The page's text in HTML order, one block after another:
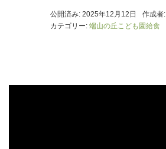
公開済み: 2025年12月12日 作成者:
カテゴリー: 端山の丘こども園給食